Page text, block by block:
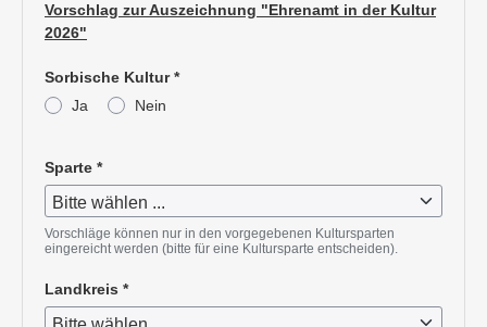
Vorschlag zur Auszeichnung "Ehrenamt in der Kultur
2026"
Sorbische Kultur*
Ja
Nein
Sparte *
Pflichtangabe
Vorschläge können nur in den vorgegebenen Kultursparten
eingereicht werden (bitte für eine Kultursparte entscheiden).
Landkreis *